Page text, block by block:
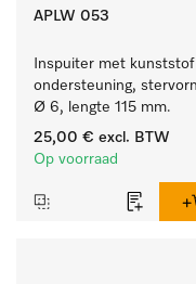
APLW 053
Inspuiter met kunststof
ondersteuning,
Ø 6, lengte 115 mm.
25,00 € excl. BTW
Op voorraad